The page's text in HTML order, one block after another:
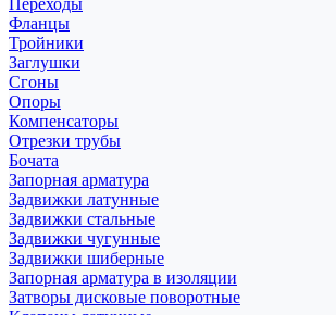
Переходы
Фланцы
Тройники
Заглушки
Сгоны
Опоры
Компенсаторы
Отрезки трубы
Бочата
Запорная арматура
Задвижки латунные
Задвижки стальные
Задвижки чугунные
Задвижки шиберные
Запорная арматура в изоляции
Затворы дисковые поворотные